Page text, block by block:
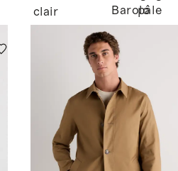
clair
Barolopâle